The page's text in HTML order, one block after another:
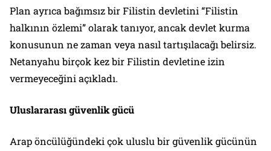
Plan ayrıca bağımsız bir Filistin devletini “Filistin
halkının özlemi” olarak tanıyor, ancak devlet kurma
konusunun ne zaman veya nasıl tartışılacağı belirsiz.
Netanyahu birçok kez bir Filistin devletine izin
vermeyeceğini açıkladı.
Uluslararası güvenlik gücü
Arap öncülüğündeki çok uluslu bir güvenlik gücünün